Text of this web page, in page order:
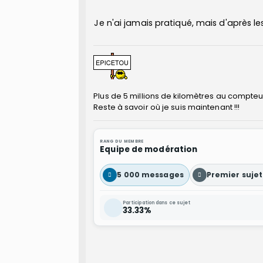
Je n'ai jamais pratiqué, mais d'après
Plus de 5 millions de kilomètres au
Reste à savoir où je suis maintenant !!!
RANG DU MEMBRE
Equipe de modération
5 000 messages Premier
Participation dans ce sujet
33.33%